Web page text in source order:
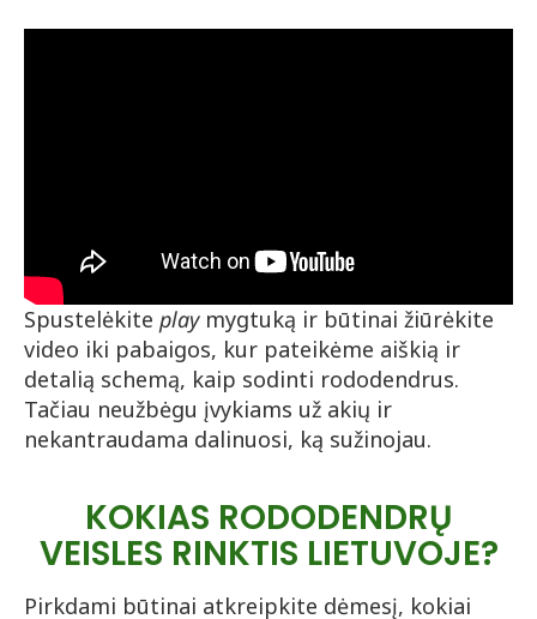
Spustelėkite playmygtuką ir būtinai žiūrėkite
video iki pabaigos, kur pateikėme aiškią ir
detalią schemą, kaip sodinti rododendrus.
Tačiau neužbėgu įvykiams už akių ir
nekantraudama dalinuosi, ką sužinojau.
KOKIAS RODODENDRŲ
VEISLES RINKTIS LIETUVOJE?
Pirkdami būtinai atkreipkite dėmesį, kokiai